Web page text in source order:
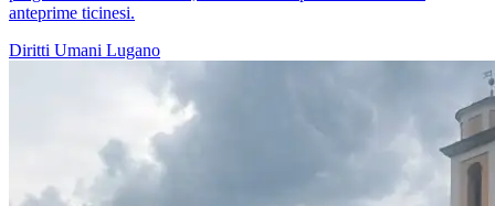
anteprime ticinesi.
Diritti Umani Lugano